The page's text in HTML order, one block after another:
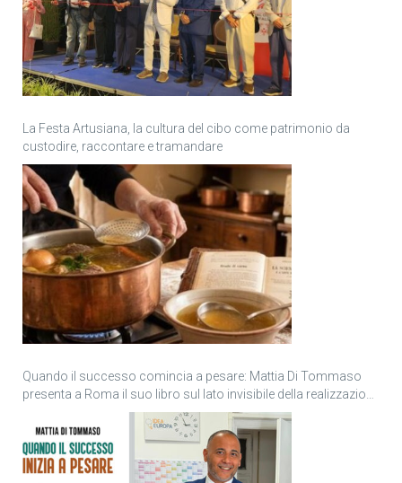
La Festa Artusiana, la cultura del cibo come patrimonio da
custodire, raccontare e tramandare
Quando il successo comincia a pesare: Mattia Di Tommaso
presenta a Roma il suo libro sul lato invisibile della realizzazione